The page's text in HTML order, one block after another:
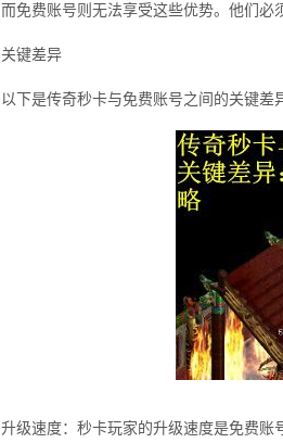
而免费账号则无法享受这些优势。他们必
关键差异
以下是传奇秒卡与免费账号之间的关键差
升级速度：秒卡玩家的升级速度是免费账